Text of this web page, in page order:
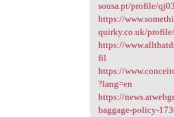
sousa.pt/profile/
https://
quirky.co.uk/
https://
fil
https://
?lang=en
https://
baggage-policy-